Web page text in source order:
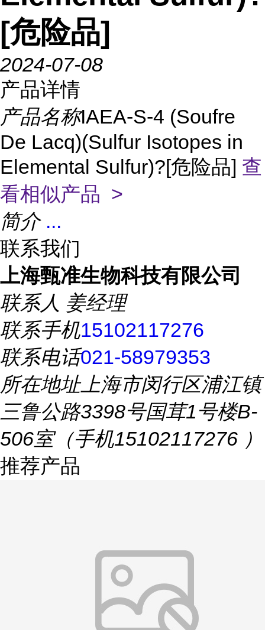
[危险品]
2024-07-08
产品详情
产品名称IAEA-S-4 (Soufre
De Lacq)(Sulfur Isotopes in
Elemental Sulfur)?[危险品] 查
看相似产品 >
简介 ...
联系我们
上海甄准生物科技有限公司
联系人 姜经理
联系手机15102117276
联系电话021-58979353
所在地址上海市闵行区浦江镇
三鲁公路3398号国茸1号楼B-
506室（手机15102117276 ）
推荐产品